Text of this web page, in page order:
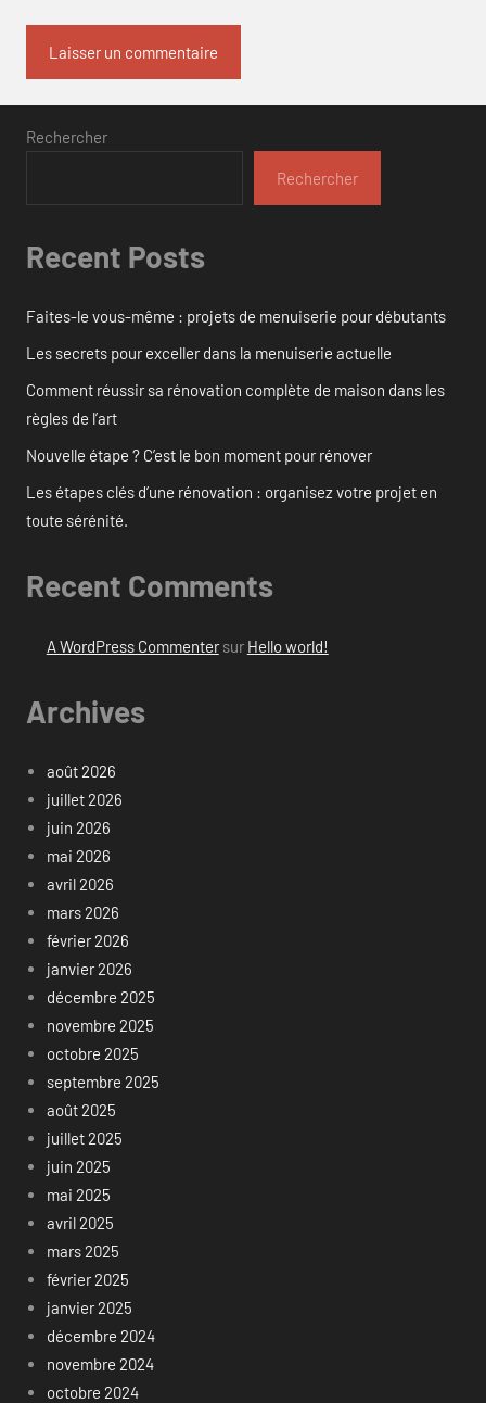
Rechercher
Rechercher
Recent Posts
Faites-le vous-même : projets de menuiserie pour débutants
Les secrets pour exceller dans la menuiserie actuelle
Comment réussir sa rénovation complète de maison dans les
règles de l’art
Nouvelle étape ? C’est le bon moment pour rénover
Les étapes clés d’une rénovation : organisez votre projet en
toute sérénité.
Recent Comments
A WordPress Commentersur Hello world!
Archives
août 2026
juillet 2026
juin 2026
mai 2026
avril 2026
mars 2026
février 2026
janvier 2026
décembre 2025
novembre 2025
octobre 2025
septembre 2025
août 2025
juillet 2025
juin 2025
mai 2025
avril 2025
mars 2025
février 2025
janvier 2025
décembre 2024
novembre 2024
octobre 2024